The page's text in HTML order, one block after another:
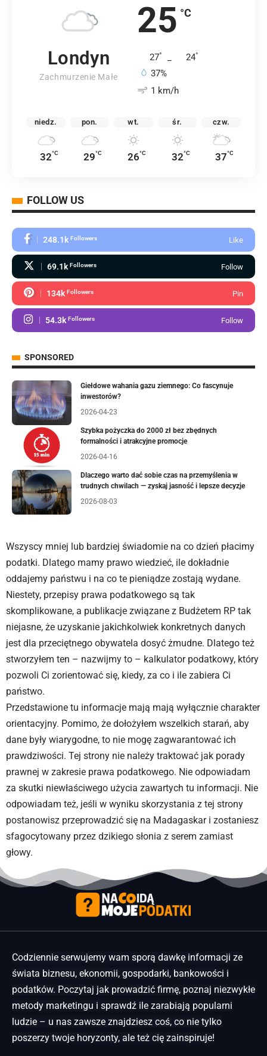
25 °C
Londyn
Zachmurzenie Małe
27° 24°
37%
1 km/h
niedz.
32°C
pon.
29°C
wt.
26°C
śr.
32°C
czw.
37°C
FOLLOW US
248.1k Followers Like
69.1k Followers Follow
134k Followers Pin
54.3k Followers Follow
SPONSORED
Giełdowe wahania gazu ziemnego: Co fascynuje
inwestorów?
2026-04-23
Szybka pożyczka do 2000 zł bez zbędnych
formalności i atrakcyjne promocje
2026-04-16
Dlaczego warto dać sobie czas na przemyślenia w
trudnych chwilach — zyskaj jasność i lepsze decyzje
2026-08-03
Wszyscy mniej lub bardziej świadomie na co dzień płacimy
podatki. Dlatego mamy prawo wiedzieć, ile dokładnie
oddajemy państwu i na co te pieniądze zostają wydane.
Niestety, przepisy prawa podatkowego są tak
skomplikowane, a publikacje związane z Budżetem RP tak
niejasne, że uzyskanie jakichkolwiek konkretnych danych
jest dla przeciętnego obywatela dosyć żmudne. Dlatego też
stworzyłem ten – nazwijmy to – kalkulator podatkowy, który
pozwoli Ci zorientować się, kiedy, za co i ile zabiera Ci
państwo.
Przedstawione tu informacje mają mają wyłącznie charakter
orientacyjny. Pomimo, że dołożyłem wszelkich starań, aby
dane były wiarygodne, to nie mogę zagwarantować ich
prawdziwości. Tej strony nie należy traktować jak porady
prawnej w zakresie prawa podatkowego. Nie odpowiadam
za skutki niewłaściwego użycia zawartych tu informacji. Nie
odpowiadam też, jeśli w wyniku skorzystania z tej strony
postanowisz przeprowadzić się na Madagaskar i zostaniesz
sfagocytowany przez dzikiego słonia z serem zamiast
głowy.
Codziennie serwujemy wam sporą dawkę informacji ze
świata biznesu, ekonomii, gospodarki, bankowości i
podatków. Poczytaj jak prowadzić firmę, poznaj niezwykłe
metody marketingu i sprawdź ile zarabiają popularni
ludzie – u nas zawsze znajdziesz coś, co nie tylko
poszerzy twoje horyzonty, ale też cię zainspiruje!